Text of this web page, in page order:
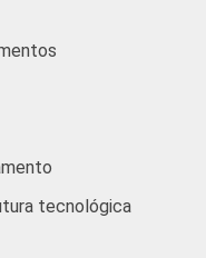
tecnológica